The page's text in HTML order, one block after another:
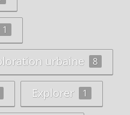
1
urbaine 8
Explorer 1